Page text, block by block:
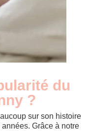
du
?
sur son histoire
Grâce à notre